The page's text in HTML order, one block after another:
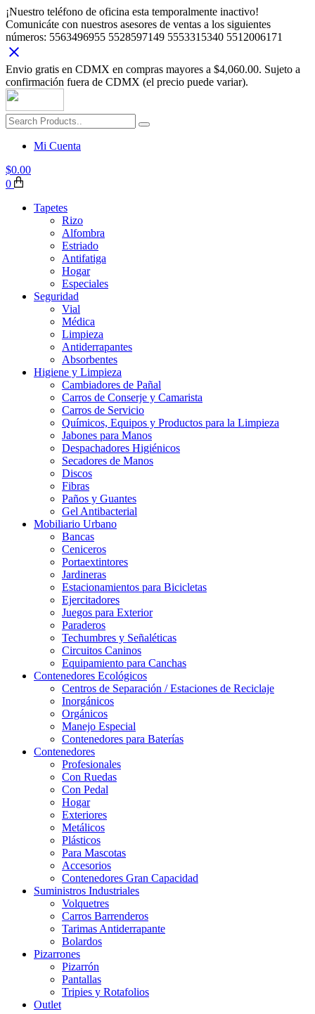
¡Nuestro teléfono de oficina esta temporalmente inactivo!
Comunicáte con nuestros asesores de ventas a los siguientes
números: 5563496955 5528597149 5553315340 5512006171
Envio gratis en CDMX en compras mayores a $4,060.00. Sujeto a
confirmación fuera de CDMX (el precio puede variar).
Mi Cuenta
$0.00
0
Tapetes
Rizo
Alfombra
Estriado
Antifatiga
Hogar
Especiales
Seguridad
Vial
Médica
Limpieza
Antiderrapantes
Absorbentes
Higiene y Limpieza
Cambiadores de Pañal
Carros de Conserje y Camarista
Carros de Servicio
Químicos, Equipos y Productos para la Limpieza
Jabones para Manos
Despachadores Higiénicos
Secadores de Manos
Discos
Fibras
Paños y Guantes
Gel Antibacterial
Mobiliario Urbano
Bancas
Ceniceros
Portaextintores
Jardineras
Estacionamientos para Bicicletas
Ejercitadores
Juegos para Exterior
Paraderos
Techumbres y Señaléticas
Circuitos Caninos
Equipamiento para Canchas
Contenedores Ecológicos
Centros de Separación / Estaciones de Reciclaje
Inorgánicos
Orgánicos
Manejo Especial
Contenedores para Baterías
Contenedores
Profesionales
Con Ruedas
Con Pedal
Hogar
Exteriores
Metálicos
Plásticos
Para Mascotas
Accesorios
Contenedores Gran Capacidad
Suministros Industriales
Volquetres
Carros Barrenderos
Tarimas Antiderrapante
Bolardos
Pizarrones
Pizarrón
Pantallas
Tripies y Rotafolios
Outlet